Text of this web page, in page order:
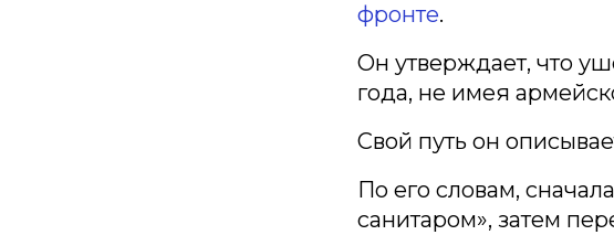
фронте.
Он утверждает, что
года, не имея
Свой путь он
По его словам,
санитаром», затем